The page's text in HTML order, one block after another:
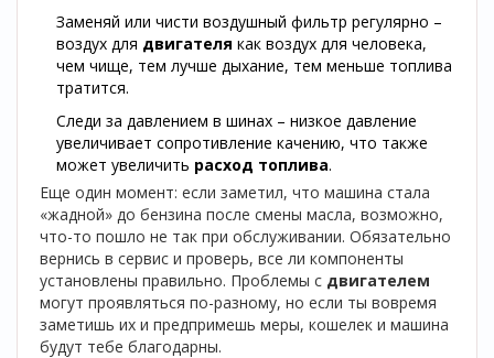
Заменяй или чисти воздушный фильтр регулярно –
воздух для двигателя как воздух для человека,
чем чище, тем лучше дыхание, тем меньше топлива
тратится.
Следи за давлением в шинах – низкое давление
увеличивает сопротивление качению, что также
может увеличить расход топлива.
Еще один момент: если заметил, что машина стала
«жадной» до бензина после смены масла, возможно,
что-то пошло не так при обслуживании. Обязательно
вернись в сервис и проверь, все ли компоненты
установлены правильно. Проблемы с двигателем
могут проявляться по-разному, но если ты вовремя
заметишь их и предпримешь меры, кошелек и машина
будут тебе благодарны.